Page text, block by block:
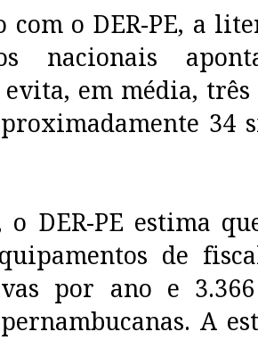
com o DER-PE, a
nacionais
em média,
34
o DER-PE estima
de
por ano e
A